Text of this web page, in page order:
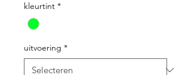
kleurtint *
uitvoering *